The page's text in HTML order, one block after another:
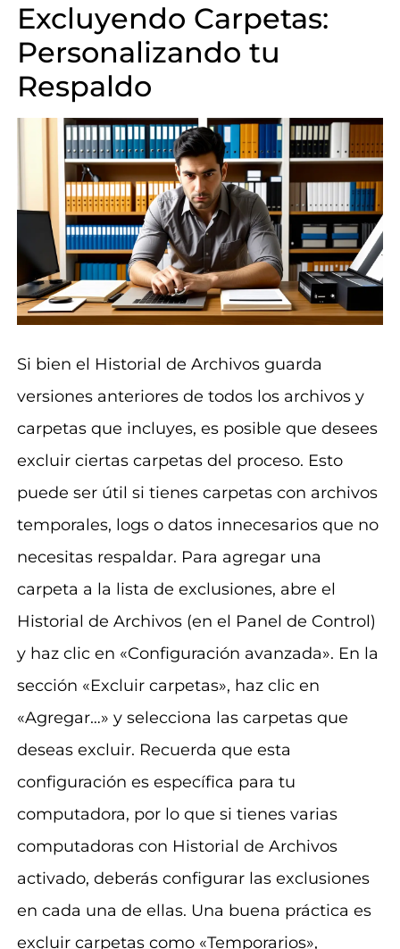
Excluyendo Carpetas:
Personalizando tu
Respaldo
Si bien el Historial de Archivos guarda
versiones anteriores de todos los archivos y
carpetas que incluyes, es posible que desees
excluir ciertas carpetas del proceso. Esto
puede ser útil si tienes carpetas con archivos
temporales, logs o datos innecesarios que no
necesitas respaldar. Para agregar una
carpeta a la lista de exclusiones, abre el
Historial de Archivos (en el Panel de Control)
y haz clic en «Configuración avanzada». En la
sección «Excluir carpetas», haz clic en
«Agregar…» y selecciona las carpetas que
deseas excluir. Recuerda que esta
configuración es específica para tu
computadora, por lo que si tienes varias
computadoras con Historial de Archivos
activado, deberás configurar las exclusiones
en cada una de ellas. Una buena práctica es
excluir carpetas como «Temporarios»,